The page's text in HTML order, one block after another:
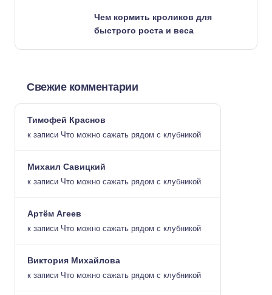
Чем кормить кроликов для
быстрого роста и веса
Свежие комментарии
Тимофей Краснов
к записи Что можно сажать рядом с клубникой
Михаил Савицкий
к записи Что можно сажать рядом с клубникой
Артём Агеев
к записи Что можно сажать рядом с клубникой
Виктория Михайлова
к записи Что можно сажать рядом с клубникой